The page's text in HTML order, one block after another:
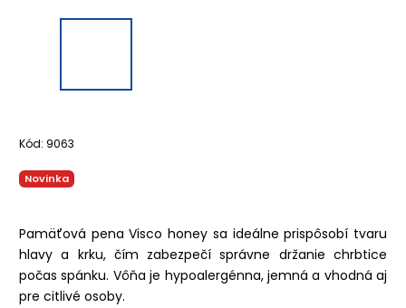
Kód: 9063
Novinka
Pamäťová pena Visco honey sa ideálne prispôsobí tvaru
hlavy a krku, čím zabezpečí správne držanie chrbtice
počas spánku. Vôňa je hypoalergénna, jemná a vhodná aj
pre citlivé osoby.